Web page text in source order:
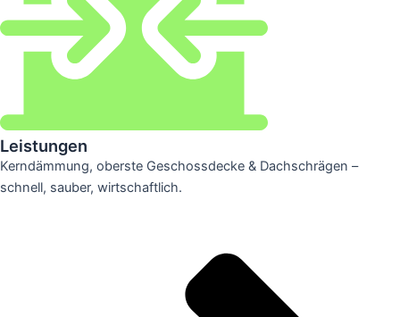
Leistungen
Kerndämmung, oberste Geschossdecke & Dachschrägen –
schnell, sauber, wirtschaftlich.